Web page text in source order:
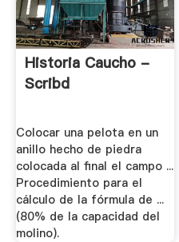
Historia Caucho -
Scribd
Colocar una pelota en un
anillo hecho de piedra
colocada al final el campo ...
Procedimiento para el
cálculo de la fórmula de ...
(80% de la capacidad del
molino).